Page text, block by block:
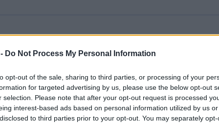
Do Not Process My Personal Information
opt-out of the sale, sharing to third parties, or processing of your
for targeted advertising by us, please use the below opt-out
selection. Please note that after your opt-out request is processed
interest-based ads based on personal information utilized by us
to third parties prior to your opt-out. You may separately
Χούπης στο ετήσιο μνημόσυνο
και Καταδρομέων [pics]
των ψυχών των πεσόντων υπέρ πίστεως και
και...
19:20